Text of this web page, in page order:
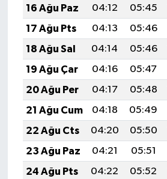
16 Ağu Paz
04:12 05:45
17 Ağu Pts
04:13 05:46
18 Ağu Sal
04:14 05:46
19 Ağu Çar
04:16 05:47
20 Ağu Per
04:17 05:48
21 Ağu Cum
04:18 05:49
22 Ağu Cts
04:20 05:50
23 Ağu Paz
04:21 05:51
24 Ağu Pts
04:22 05:52